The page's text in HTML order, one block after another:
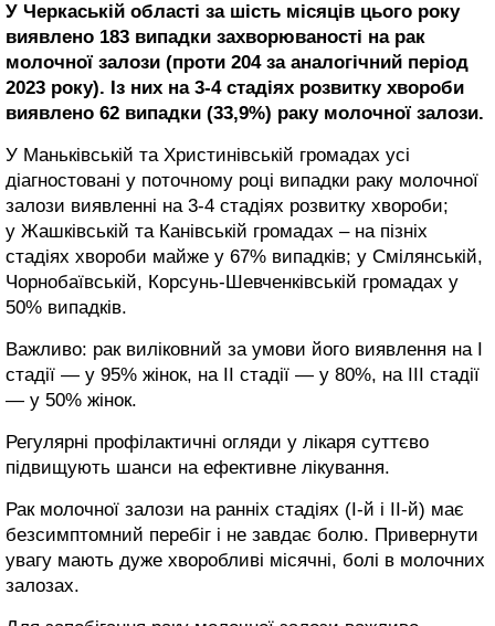
У Черкаській області за шість місяців цього року
виявлено 183 випадки захворюваності на рак
молочної залози (проти 204 за аналогічний період
2023 року). Із них на 3-4 стадіях розвитку хвороби
виявлено 62 випадки (33,9%) раку молочної залози.
У Маньківській та Христинівській громадах усі
діагностовані у поточному році випадки раку молочної
залози виявленні на 3-4 стадіях розвитку хвороби;
у Жашківській та Канівській громадах – на пізніх
стадіях хвороби майже у 67% випадків; у Смілянській,
Чорнобаївській, Корсунь-Шевченківській громадах у
50% випадків.
Важливо: рак виліковний за умови його виявлення на I
стадії — у 95% жінок, на II стадії — у 80%, на III стадії
— у 50% жінок.
Регулярні профілактичні огляди у лікаря суттєво
підвищують шанси на ефективне лікування.
Рак молочної залози на ранніх стадіях (І-й і ІІ-й) має
безсимптомний перебіг і не завдає болю. Привернути
увагу мають дуже хворобливі місячні, болі в молочних
залозах.